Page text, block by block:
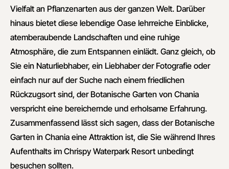
Vielfalt an Pflanzenarten aus der ganzen Welt. Darüber
hinaus bietet diese lebendige Oase lehrreiche Einblicke,
atemberaubende Landschaften und eine ruhige
Atmosphäre, die zum Entspannen einlädt. Ganz gleich, ob
Sie ein Naturliebhaber, ein Liebhaber der Fotografie oder
einfach nur auf der Suche nach einem friedlichen
Rückzugsort sind, der Botanische Garten von Chania
verspricht eine bereichernde und erholsame Erfahrung.
Zusammenfassend lässt sich sagen, dass der Botanische
Garten in Chania eine Attraktion ist, die Sie während Ihres
Aufenthalts im Chrispy Waterpark Resort unbedingt
besuchen sollten.